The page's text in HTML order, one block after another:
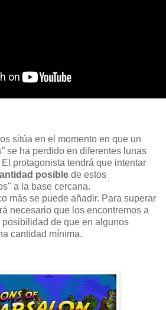
sitúa en el momento en que un
se ha perdido en diferentes lunas
El protagonista tendrá que intentar
posible de estos
a la base cercana.
más se puede añadir. Para superar
necesario que los encontremos a
de que en algunos
cantidad mínima.